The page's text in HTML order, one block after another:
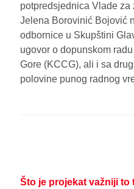
potpredsjednica Vlade
Jelena Borovinić Bojović
odbornice u Skupštini
ugovor o dopunskom
Gore (KCCG), ali i sa
polovine punog radnog
Što je projekat važniji